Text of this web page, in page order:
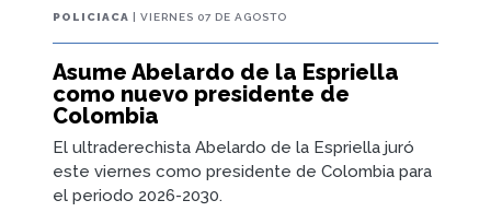
POLICIACA | VIERNES 07 DE AGOSTO
Asume Abelardo de la Espriella
como nuevo presidente de
Colombia
El ultraderechista Abelardo de la Espriella juró
este viernes como presidente de Colombia para
el periodo 2026-2030.